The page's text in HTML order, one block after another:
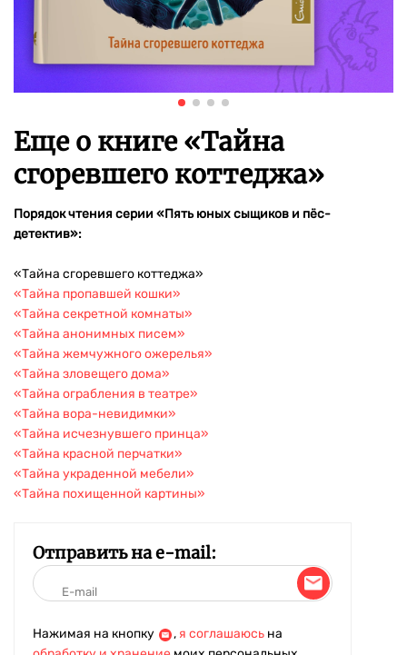
Еще о книге «Тайна
сгоревшего коттеджа»
Порядок чтения серии «Пять юных сыщиков и пёс-
детектив»:
«Тайна сгоревшего коттеджа»
«Тайна пропавшей кошки»
«Тайна секретной комнаты»
«Тайна анонимных писем»
«Тайна жемчужного ожерелья»
«Тайна зловещего дома»
«Тайна ограбления в театре»
«Тайна вора-невидимки»
«Тайна исчезнувшего принца»
«Тайна красной перчатки»
«Тайна украденной мебели»
«Тайна похищенной картины»
Отправить на e-mail:
Нажимая на кнопку , я соглашаюсь на